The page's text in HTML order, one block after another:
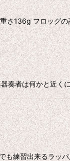
さ136g フロッグ
奏者は何かと近
も練習出来るラッ